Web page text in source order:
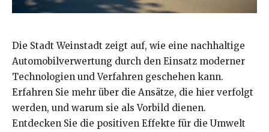
Die Stadt Weinstadt zeigt auf, wie eine nachhaltige
Automobilverwertung durch den Einsatz moderner
Technologien und Verfahren geschehen kann.
Erfahren Sie mehr über die Ansätze, die hier verfolgt
werden, und warum sie als Vorbild dienen.
Entdecken Sie die positiven Effekte für die Umwelt